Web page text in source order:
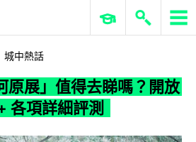
ERP 與商業 AI
城中熱話
原展」值得去睇嗎？開放
各項詳細評測